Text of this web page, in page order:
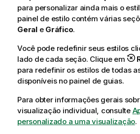
para personalizar ainda mais o
painel de estilo contém várias
Gerale Gráfico.
Você pode redefinir seus estilos
lado de cada seção. Clique em
para redefinir os estilos de todas
disponíveis no painel de guias.
Para obter informações gerais
visualização individual, consulte
personalizado a uma visualização.